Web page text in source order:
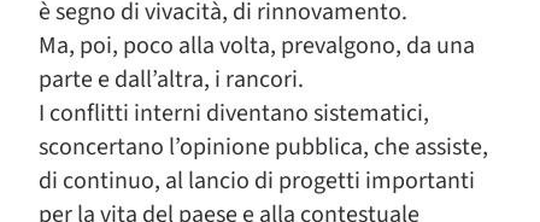
è segno di vivacità, di rinnovamento.
Ma, poi, poco alla volta, prevalgono, da una
parte e dall’altra, i rancori.
I conflitti interni diventano sistematici,
sconcertano l’opinione pubblica, che assiste,
di continuo, al lancio di progetti importanti
per la vita del paese e alla contestuale